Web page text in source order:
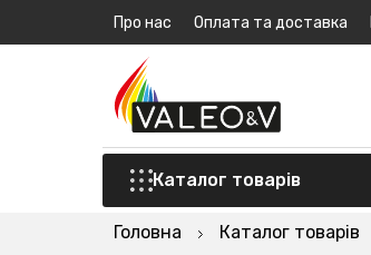
Про нас Оплата та доставка
Каталог товарів
Головна Каталог товарів